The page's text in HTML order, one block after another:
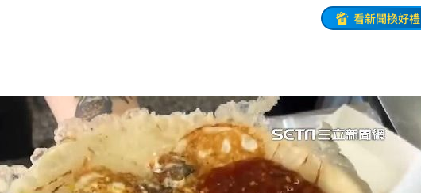
220元
驚
抓到了 00:43
44000點 00:40
看新聞換好禮